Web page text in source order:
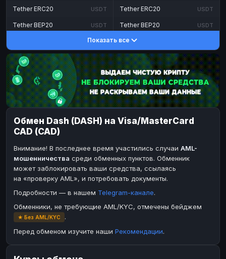
Tether ERC20 USDT
Tether BEP20 USDT
TON
Dogecoin DOGE
TRX TRON
Bitcoin Cash BCH
BinanceCoin BEP20
Ether Classic ETC
XRP
Tether ERC20 USDT
Tether BEP20 USDT
DASH
Toncoin TON
Dogecoin DOGE
TRX TRON
Bitcoin Cash BCH
BinanceCoin
Ripple
Paxum USD
Perfect Money
Payoneer USD
Paxum
Payoneer
Показать все
Обмен Dash (DASH) на Visa/MasterCard
CAD (CAD)
Внимание! В последнее время участились случаи AML-
мошенничества среди обменных пунктов. Обменник
может заблокировать ваши средства, ссылаясь
на «проверку AML», и потребовать документы.
Подробности — в нашем Telegram-канале.
Обменники, не требующие AML/KYC, отмечены бейджем
★ Без AML/KYC
.
Перед обменом изучите наши Рекомендации.